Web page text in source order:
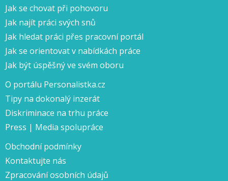
Jak se chovat při pohovoru
Jak najít práci svých snů
Jak hledat práci přes pracovní portál
Jak se orientovat v nabídkách práce
Jak být úspěšný ve svém oboru
O portálu Personalistka.cz
Tipy na dokonalý inzerát
Diskriminace na trhu práce
Press | Media spolupráce
Obchodní podmínky
Kontaktujte nás
Zpracování osobních údajů